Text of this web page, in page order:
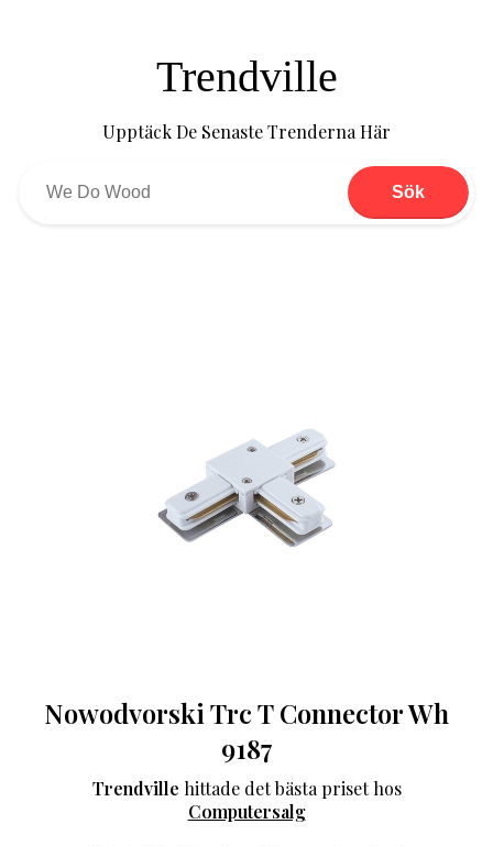
Trendville
Upptäck De Senaste Trenderna Här
Sök
Nowodvorski Trc T Connector Wh
9187
Trendville hittade det bästa priset hos
Computersalg